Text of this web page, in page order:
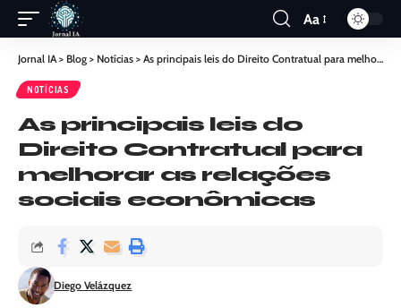
Aa
Jornal IA> Blog > Notícias > As principais leis do Direito Contratual para melhorar as relações sociais econômicas
NOTÍCIAS
As principais leis do
Direito Contratual para
melhorar as relações
sociais econômicas
Diego Velázquez